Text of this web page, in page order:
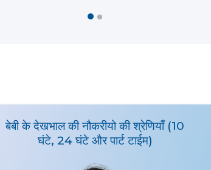
बेबी के देखभाल की नौकरीयो की श्रेणियाँ (10
घंटे, 24 घंटे और पार्ट टाईम)